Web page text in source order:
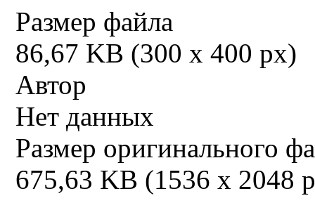
Размер файла
86,67 KB (300 x 400 px)
Автор
Нет данных
Размер оригинального
675,63 KB (1536 x 2048